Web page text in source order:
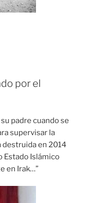
por el
padre cuando se
supervisar la
destruida en 2014
Estado Islámico
en Irak…”